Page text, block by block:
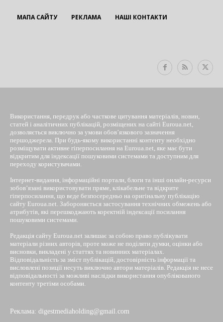
МАПА САЙТУ РЕКЛАМА НАШІ КОНТАКТИ
Використання, передрук або часткове цитування матеріалів, новин,
статей і аналітичних публікацій, розміщених на сайті Euroua.net,
дозволяється виключно за умови обов’язкового зазначення
першоджерела. При будь-якому використанні контенту необхідно
розміщувати активне гіперпосилання на Euroua.net, яке має бути
відкритим для індексації пошуковими системами та доступним для
переходу користувачами.
Інтернет-видання, інформаційні портали, блоги та інші онлайн-ресурси
зобов’язані використовувати пряме, клікабельне та відкрите
гіперпосилання, що веде безпосередньо на оригінальну публікацію
сайту Euroua.net. Забороняється застосування технічних обмежень або
атрибутів, які перешкоджають коректній індексації посилання
пошуковими системами.
Редакція сайту Euroua.net залишає за собою право публікувати
матеріали різних авторів, проте може не поділяти думки, оцінки або
висновки, викладені у статтях та новинних матеріалах.
Відповідальність за зміст публікацій, достовірність інформації та
висловлені позиції несуть виключно автори матеріалів. Редакція не несе
відповідальності за можливі наслідки використання опублікованого
контенту третіми особами.
Реклама: digestmediaholding@gmail.com